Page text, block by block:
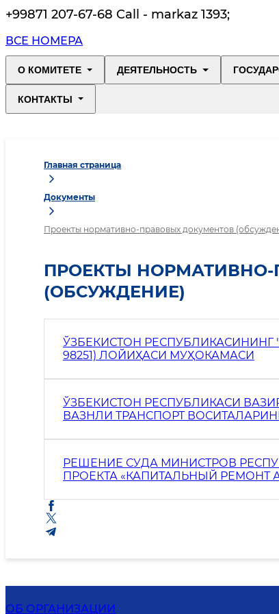
+99871 207-67-68 Call - markaz 1393;
ВСЕ НОМЕРА
О КОМИТЕТЕ ДЕЯТЕЛЬНОСТЬ
КОНТАКТЫ
Главная страница
Документы
Проекты нормативно-правовых документов
ПРОЕКТЫ
(ОБСУЖДЕНИЕ)
ЎЗБEКИСТОН РEСПУБЛИКАСИНИНГ
98251) ЛОЙИҲАСИ МУҲОКАМАСИ
ЎЗБЕКИСТОН РЕСПУБЛИКАСИ
ВАЗНЛИ ТРАНСПОРТ
РЕШЕНИЕ СУДА МИНИСТРОВ
ПРОЕКТА «КАПИТАЛЬНЫЙ
БАНКА ИНФРАСТРУКТУРНЫХ
ОБ ОРГАНИЗАЦИИ